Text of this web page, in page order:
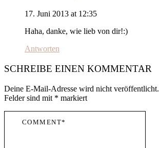
17. Juni 2013 at 12:35
Haha, danke, wie lieb von dir!:)
Antworten
SCHREIBE EINEN KOMMENTAR
Deine E-Mail-Adresse wird nicht veröffentlicht.
Felder sind mit * markiert